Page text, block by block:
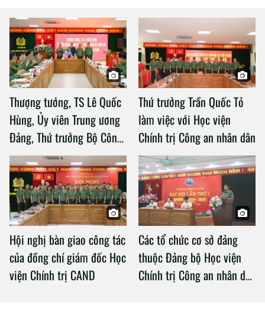
Thượng tướng, TS Lê Quốc
Hùng, Ủy viên Trung ương
Đảng, Thứ trưởng Bộ Công
an làm việc với Học viện
Chính trị Công an nhân dân
Thứ trưởng Trần Quốc Tỏ
làm việc với Học viện
Chính trị Công an nhân dân
Hội nghị bàn giao công tác
của đồng chí giám đốc Học
viện Chính trị CAND
Các tổ chức cơ sở đảng
thuộc Đảng bộ Học viện
Chính trị Công an nhân dân